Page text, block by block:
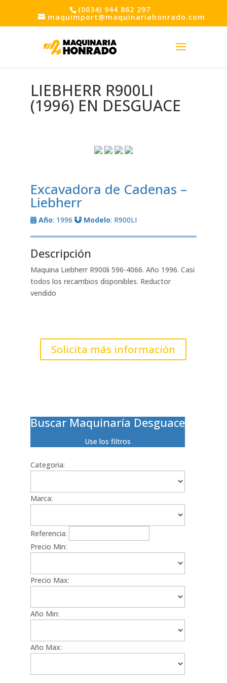
(0034) 944 862 297
maquimport@maquinariahonrado.com
LIEBHERR R900LI
(1996) EN DESGUACE
Excavadora de Cadenas –
Liebherr
Año: 1996 Modelo: R900LI
Descripción
Maquina Liebherr R900li 596-4066. Año 1996. Casi
todos los recambios disponibles. Reductor
vendido
Solicita más información
Buscar Maquinaría Desguace
Use los filtros
Categoria:
Marca:
Referencia:
Precio Min:
Precio Max:
Año Min:
Año Max: